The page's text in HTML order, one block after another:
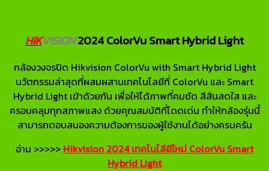
HIKVISION2024 ColorVu Smart Hybrid Light
กล้องวงจรปิด Hikvision ColorVu with Smart Hybrid Light
นวัตกรรมล่าสุดที่ผสมผสานเทคโนโลยีที่ ColorVu และ Smart
Hybrid Light เข้าด้วยกัน เพื่อให้ได้ภาพที่คมชัด สีสันสดใส และ
ครอบคลุมทุกสภาพแสง ด้วยคุณสมบัติที่โดดเด่น ทำให้กล้องรุ่นนี้
สามารถตอบสนองความต้องการของผู้ใช้งานได้อย่างครบครัน
อ่าน >>>>> Hikvision 2024 เทคโนโลียีใหม่ ColorVu Smart
Hybrid Light